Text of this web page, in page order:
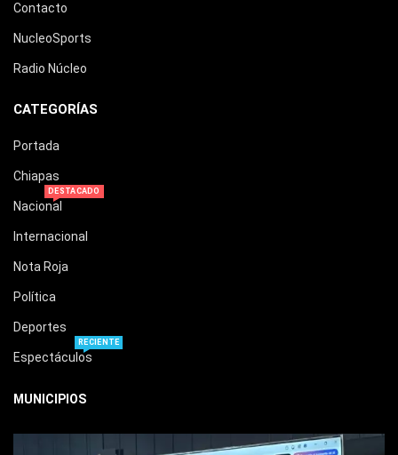
Contacto
NucleoSports
Radio Núcleo
CATEGORÍAS
Portada
Chiapas
Nacional
DESTACADO
Internacional
Nota Roja
Política
Deportes
Espectáculos
RECIENTE
MUNICIPIOS